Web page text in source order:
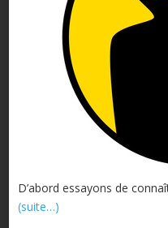
D’abord essayons de
(suite…)